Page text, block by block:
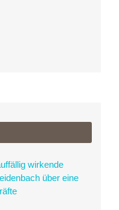
wirkende
über eine